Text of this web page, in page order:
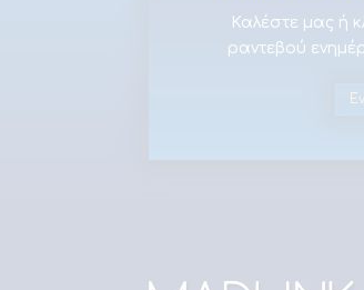
Καλέστε μας ή
ραντεβού